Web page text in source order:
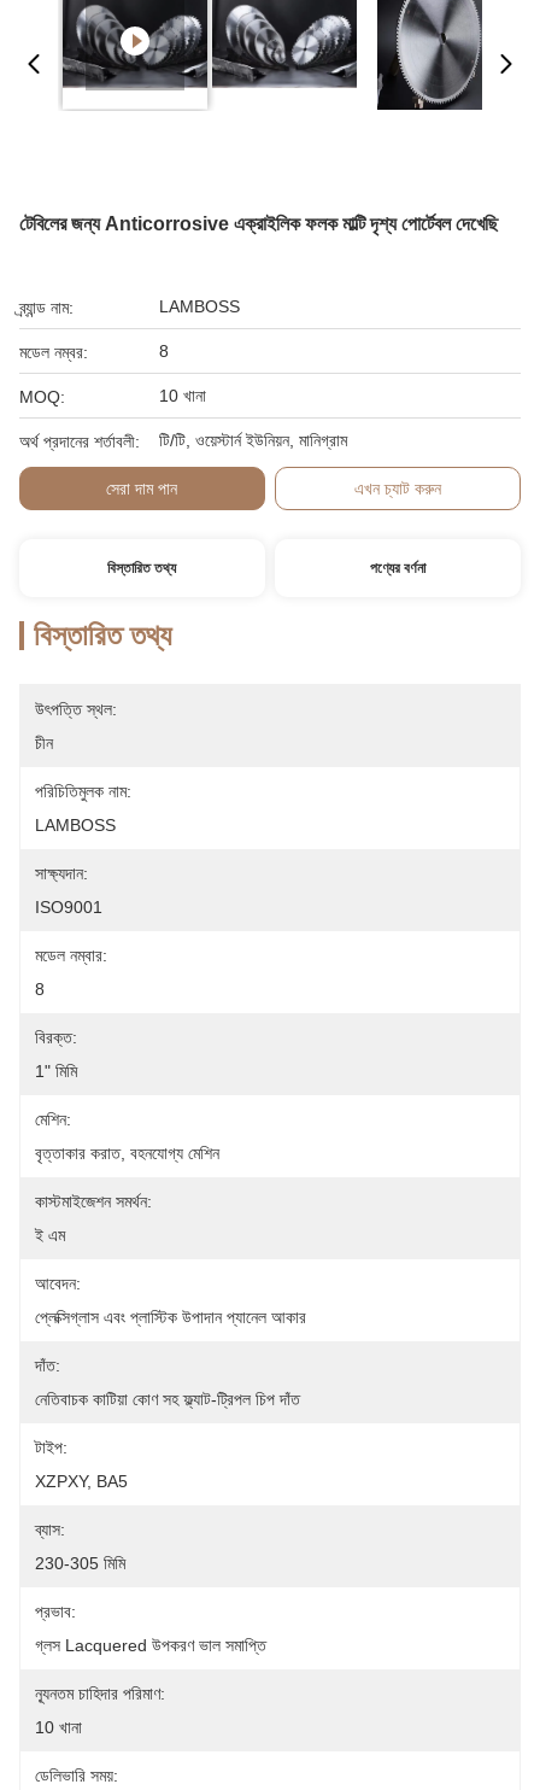
টেবিলের জন্য Anticorrosive এক্রাইলিক ফলক মাল্টি দৃশ্য পোর্টেবল দেখেছি
ব্র্যান্ড নাম: LAMBOSS
মডেল নম্বর: 8
MOQ: 10 খানা
অর্থ প্রদানের শর্তাবলী: টি/টি, ওয়েস্টার্ন ইউনিয়ন, মানিগ্রাম
সেরা দাম পান এখন চ্যাট করুন
বিস্তারিত তথ্য পণ্যের বর্ণনা
বিস্তারিত তথ্য
উৎপত্তি স্থল:
চীন
পরিচিতিমুলক নাম:
LAMBOSS
সাক্ষ্যদান:
ISO9001
মডেল নম্বার:
8
বিরক্ত:
1" মিমি
মেশিন:
বৃত্তাকার করাত, বহনযোগ্য মেশিন
কাস্টমাইজেশন সমর্থন:
ই এম
আবেদন:
প্লেক্সিগ্লাস এবং প্লাস্টিক উপাদান প্যানেল আকার
দাঁত:
নেতিবাচক কাটিয়া কোণ সহ ফ্ল্যাট-ট্রিপল চিপ দাঁত
টাইপ:
XZPXY, BA5
ব্যাস:
230-305 মিমি
প্রভাব:
গ্লস Lacquered উপকরণ ভাল সমাপ্তি
ন্যূনতম চাহিদার পরিমাণ:
10 খানা
ডেলিভারি সময়: